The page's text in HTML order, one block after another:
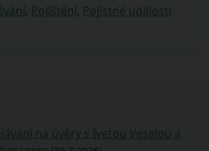
, Pojištění, Pojistné události
na úvěry s Ivetou Veselou a